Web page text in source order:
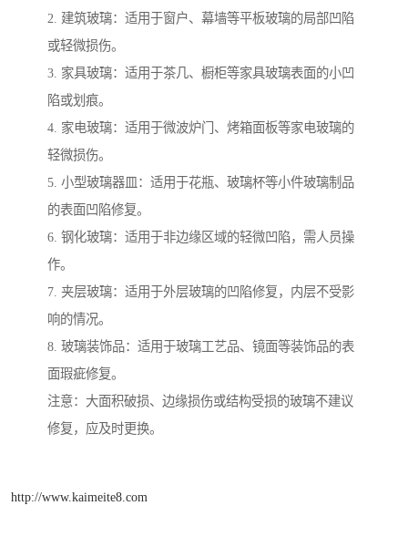
2. 建筑玻璃：适用于窗户、幕墙等平板玻璃的局部凹陷
或轻微损伤。
3. 家具玻璃：适用于茶几、橱柜等家具玻璃表面的小凹
陷或划痕。
4. 家电玻璃：适用于微波炉门、烤箱面板等家电玻璃的
轻微损伤。
5. 小型玻璃器皿：适用于花瓶、玻璃杯等小件玻璃制品
的表面凹陷修复。
6. 钢化玻璃：适用于非边缘区域的轻微凹陷，需人员操
作。
7. 夹层玻璃：适用于外层玻璃的凹陷修复，内层不受影
响的情况。
8. 玻璃装饰品：适用于玻璃工艺品、镜面等装饰品的表
面瑕疵修复。
注意：大面积破损、边缘损伤或结构受损的玻璃不建议
修复，应及时更换。
http://www.kaimeite8.com